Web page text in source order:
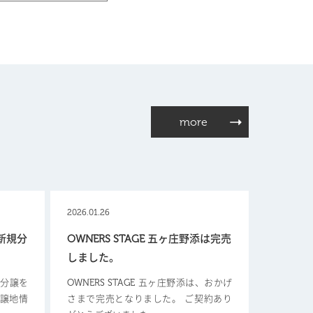
規分
譲を
地情
2026.01.26
OWNERS STAGE 五ヶ庄野添は完売
しました。
OWNERS STAGE 五ヶ庄野添は、おかげ
さまで完売となりました。 ご契約あり
more